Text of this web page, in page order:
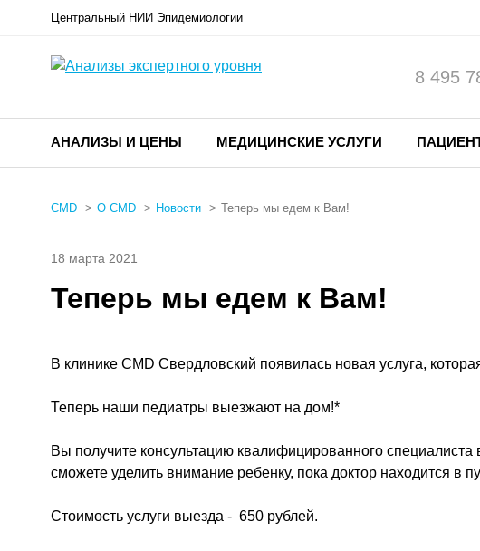
Центральный НИИ Эпидемиологии
8 495
АНАЛИЗЫ И ЦЕНЫ МЕДИЦИНСКИЕ УСЛУГИ
CMD О CMD Новости Теперь мы едем к Вам!
18 марта 2021
Теперь мы едем к Вам!
В клинике CMD Свердловский появилась новая услуга,
Теперь наши педиатры выезжают на дом!*
Вы получите консультацию квалифицированного
сможете уделить внимание ребенку, пока доктор находится в
Стоимость услуги выезда - 650 рублей.